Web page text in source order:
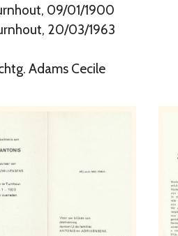
09/01/1900
20/03/1963
Adams Cecile